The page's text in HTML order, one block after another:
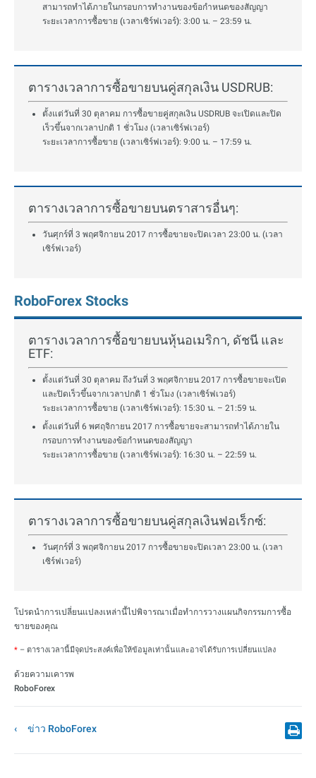
สามารถทำได้ภายในกรอบการทำงานของข้อกำหนดของสัญญา
ระยะเวลาการซื้อขาย (เวลาเซิร์ฟเวอร์): 3:00 น. – 23:59 น.
ตารางเวลาการซื้อขายบนคู่สกุลเงิน USDRUB:
ตั้งแต่วันที่ 30 ตุลาคม การซื้อขายคู่สกุลเงิน USDRUB จะเปิดและปิด
เร็วขึ้นจากเวลาปกติ 1 ชั่วโมง (เวลาเซิร์ฟเวอร์)
ระยะเวลาการซื้อขาย (เวลาเซิร์ฟเวอร์): 9:00 น. – 17:59 น.
ตารางเวลาการซื้อขายบนตราสารอื่นๆ:
วันศุกร์ที่ 3 พฤศจิกายน 2017 การซื้อขายจะปิดเวลา 23:00 น. (เวลา
เซิร์ฟเวอร์)
RoboForex Stocks
ตารางเวลาการซื้อขายบนหุ้นอเมริกา, ดัชนี และ
ETF:
ตั้งแต่วันที่ 30 ตุลาคม ถึงวันที่ 3 พฤศจิกายน 2017 การซื้อขายจะเปิด
และปิดเร็วขึ้นจากเวลาปกติ 1 ชั่วโมง (เวลาเซิร์ฟเวอร์)
ระยะเวลาการซื้อขาย (เวลาเซิร์ฟเวอร์): 15:30 น. – 21:59 น.
ตั้งแต่วันที่ 6 พศฤจิกายน 2017 การซื้อขายจะสามารถทำได้ภายใน
กรอบการทำงานของข้อกำหนดของสัญญา
ระยะเวลาการซื้อขาย (เวลาเซิร์ฟเวอร์): 16:30 น. – 22:59 น.
ตารางเวลาการซื้อขายบนคู่สกุลเงินฟอเร็กซ์:
วันศุกร์ที่ 3 พฤศจิกายน 2017 การซื้อขายจะปิดเวลา 23:00 น. (เวลา
เซิร์ฟเวอร์)
โปรดนำการเปลี่ยนแปลงเหล่านี้ไปพิจารณาเมื่อทำการวางแผนกิจกรรมการซื้อ
ขายของคุณ
* – ตารางเวลานี้มีจุดประสงค์เพื่อให้ข้อมูลเท่านั้นและอาจได้รับการเปลี่ยนแปลง
ด้วยความเคารพ
RoboForex
ข่าว RoboForex